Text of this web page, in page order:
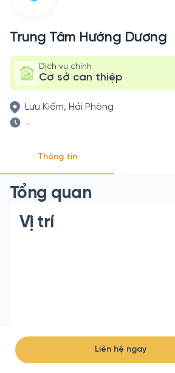
Trung Tâm Hướng Dương
Dịch vụ chính
Cơ sở can thiệp
Lưu Kiếm, Hải Phòng
-
Thông tin
Tổng quan
Vị trí
Liên hệ ngay